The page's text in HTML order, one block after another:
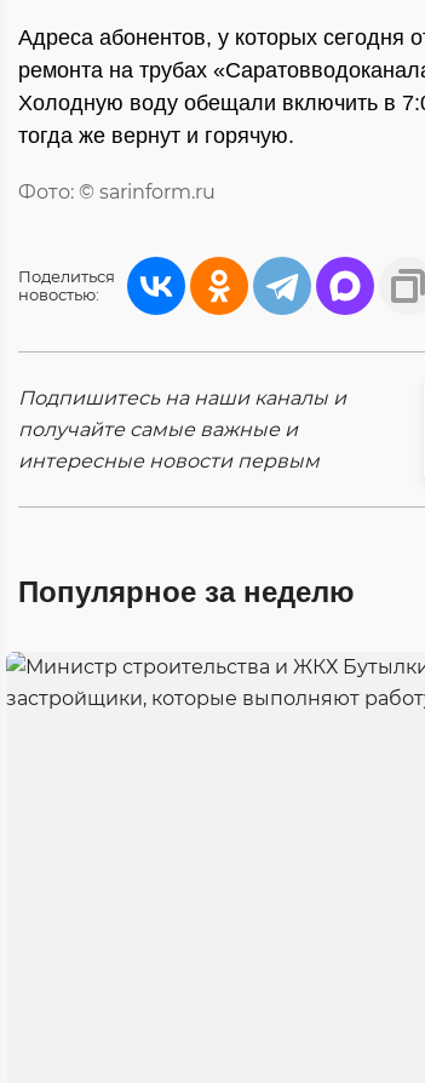
Адреса абонентов, у которых сегодня
ремонта на трубах
Холодную воду обещали включить в
тогда же вернут и горячую.
Фото: © sarinform.ru
Поделиться
новостью:
Подпишитесь на наши каналы и
получайте самые важные и
интересные новости первым
Популярное за неделю